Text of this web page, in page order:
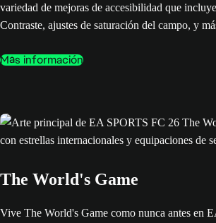
variedad de mejoras de accesibilidad que
Contraste, ajustes de saturación del campo, y
Más información
The World's Game
Vive The World's Game como nunca antes en